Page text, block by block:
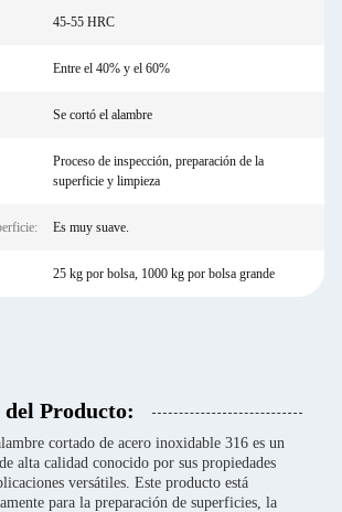
45-55 HRC
Entre el 40% y el 60%
Se cortó el alambre
Proceso de inspección, preparación de la
superficie y limpieza
Es muy suave.
25 kg por bolsa, 1000 kg por bolsa grande
Producto:
cortado de acero inoxidable 316 es un
alta calidad conocido por sus propiedades
versátiles. Este producto está
para la preparación de superficies, la